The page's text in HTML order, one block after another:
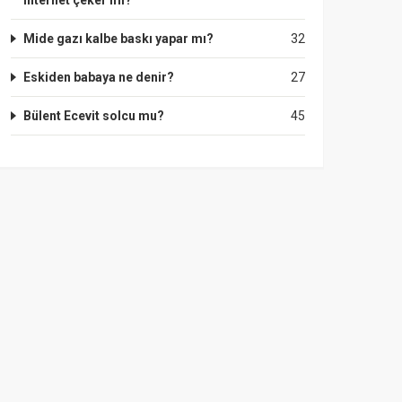
32
Mide gazı kalbe baskı yapar mı?
27
Eskiden babaya ne denir?
45
Bülent Ecevit solcu mu?